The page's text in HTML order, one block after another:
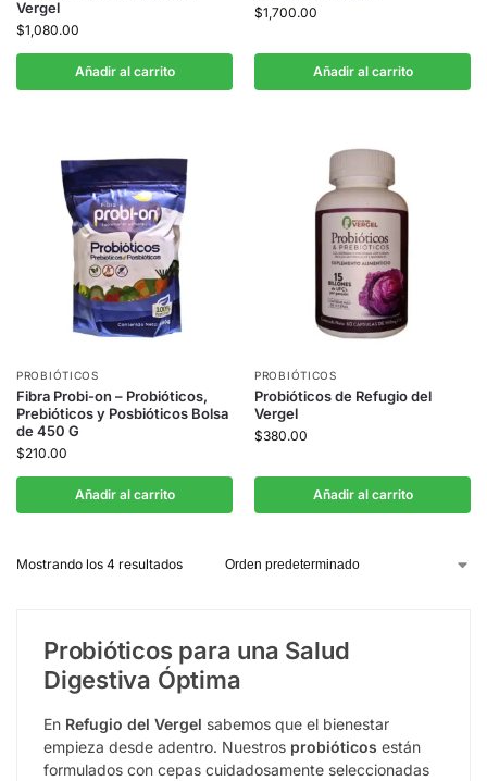
Vergel
$1,080.00
Añadir al carrito
$1,700.00
Añadir al carrito
PROBIÓTICOS
Fibra Probi-on – Probióticos,
Prebióticos y Posbióticos Bolsa
de 450 G
$210.00
Añadir al carrito
PROBIÓTICOS
Probióticos de Refugio del
Vergel
$380.00
Añadir al carrito
Mostrando los 4 resultados
Probióticos para una Salud
Digestiva Óptima
En Refugio del Vergel sabemos que el bienestar
empieza desde adentro. Nuestros probióticos están
formulados con cepas cuidadosamente seleccionadas